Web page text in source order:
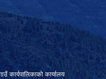
कार्यालय